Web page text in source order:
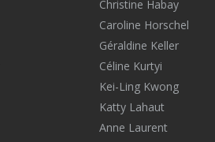
Christine Habay
Caroline Horschel
Géraldine Keller
Céline Kurtyi
Kei-Ling Kwong
Katty Lahaut
Anne Laurent